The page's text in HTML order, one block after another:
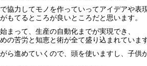
協力してモノを作っていってアイデアや表
もてるところが良いところだと思います。
まって、生産の自動化までが実現でき、
の苦労と知恵と術が全て盛り込まれていま
ら進めていくので、頭を使いますし、子供